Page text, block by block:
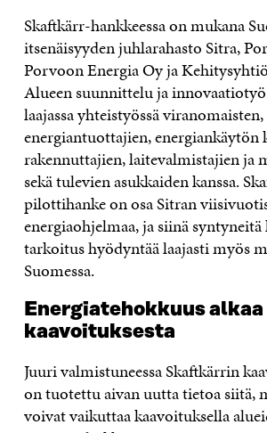
Skaftkärr-hankkeessa on mukana
itsenäisyyden juhlarahasto Sitra,
Porvoon Energia Oy ja
Alueen suunnittelu ja
laajassa yhteistyössä viranomaisten,
energiantuottajien, energiankäytön
rakennuttajien, laitevalmistajien ja
sekä tulevien asukkaiden kanssa.
pilottihanke on osa Sitran
energiaohjelmaa, ja siinä
tarkoitus hyödyntää laajasti myös
Suomessa.
Energiatehokkuus alkaa
kaavoituksesta
Juuri valmistuneessa Skaftkärrin
on tuotettu aivan uutta tietoa siitä,
voivat vaikuttaa kaavoituksella